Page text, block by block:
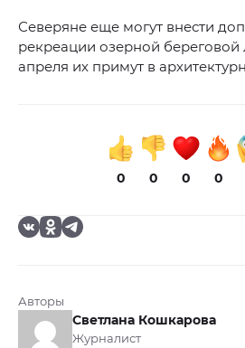
Северяне еще могут внести
рекреации озерной береговой
апреля их примут в
0 0 0 0
Авторы
Светлана Кошкарова
Журналист